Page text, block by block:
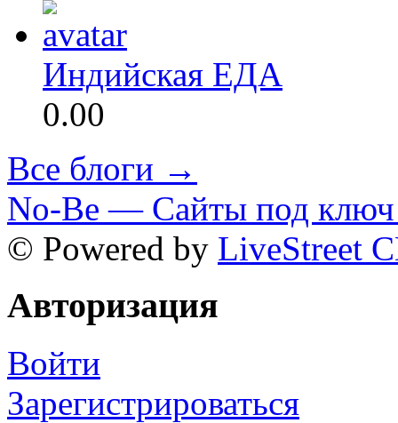
Индийская ЕДА
0.00
Все блоги →
No-Be — Сайты под ключ
© Powered by LiveStreet
Авторизация
Войти
Зарегистрироваться